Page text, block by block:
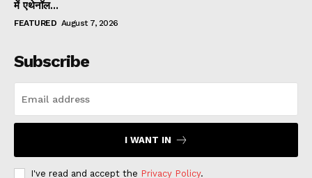
में एथेनॉल...
FEATURED August 7, 2026
Subscribe
I WANT IN
I've read and accept the Privacy Policy.